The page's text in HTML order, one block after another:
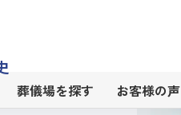
葬儀場を探す お客様の声